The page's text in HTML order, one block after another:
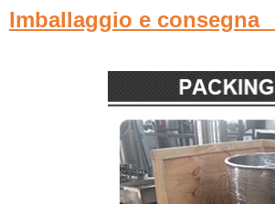
Imballaggio